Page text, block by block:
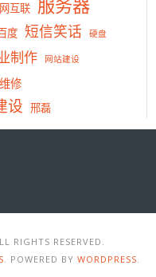
互联 服务器
度 短信笑话 硬盘
制作 网站建设
修
设 邢磊
RIGHTS RESERVED.
. POWERED BY WORDPRESS